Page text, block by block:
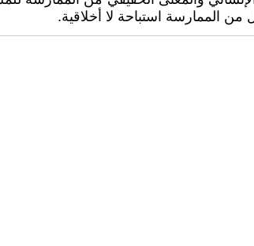
الممارسة استباحة لا أخلاقية.